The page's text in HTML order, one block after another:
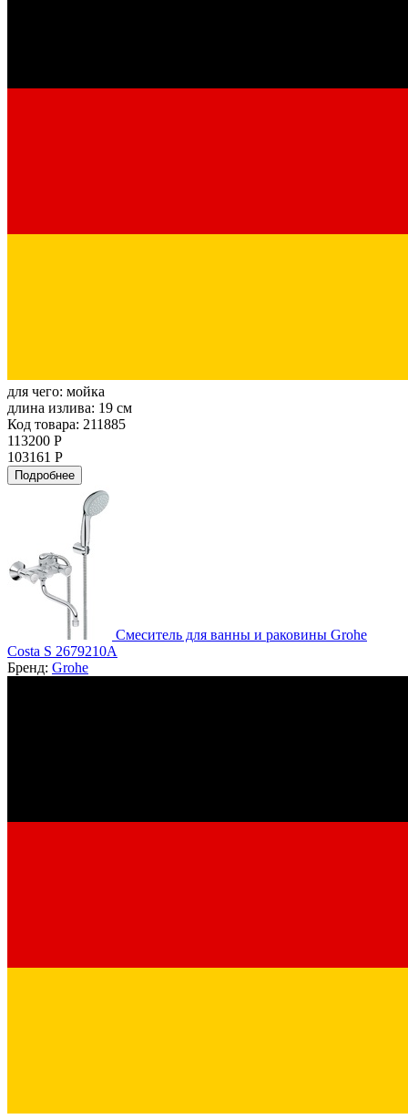
для чего: мойка
длина излива: 19 см
Код товара: 211885
113200 Р
103161 Р
Подробнее
Смеситель для ванны и раковины Grohe
Costa S 2679210A
Бренд: Grohe